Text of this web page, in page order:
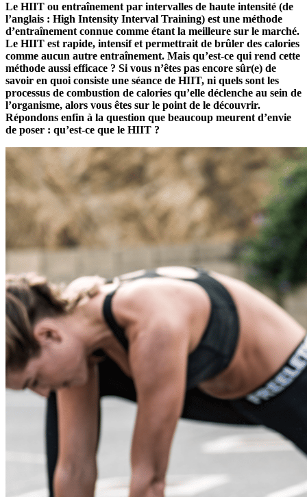
Le HIIT ou entraînement par intervalles de haute intensité (de
l’anglais : High Intensity Interval Training) est une méthode
d’entraînement connue comme étant la meilleure sur le marché.
Le HIIT est rapide, intensif et permettrait de brûler des calories
comme aucun autre entraînement. Mais qu’est-ce qui rend cette
méthode aussi efficace ? Si vous n’êtes pas encore sûr(e) de
savoir en quoi consiste une séance de HIIT, ni quels sont les
processus de combustion de calories qu’elle déclenche au sein de
l’organisme, alors vous êtes sur le point de le découvrir.
Répondons enfin à la question que beaucoup meurent d’envie
de poser : qu’est-ce que le HIIT ?